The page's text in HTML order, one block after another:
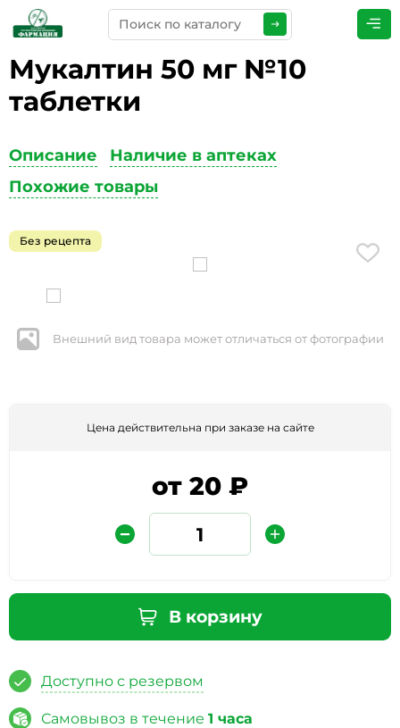
Мукалтин 50 мг №10
таблетки
Описание
Наличие в аптеках
Похожие товары
Без рецепта
Внешний вид товара может отличаться от фотографии
Цена действительна при заказе на сайте
от 20 ₽
В корзину
Доступно с резервом
Самовывоз в течение 1 часа
ПРЕДСТАВЬТЕСЬ *
ТЕЛЕФОН*
ЭЛЕКТРОННАЯ ПОЧТА
КОММЕНТАРИИ*
Защита от автоматических сообщений